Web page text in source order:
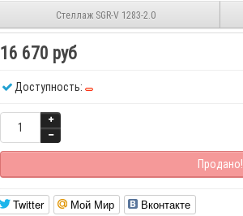
Стеллаж SGR-V 1283-2.0
16 670 руб
Доступность:
Продано!
Twitter Мой Мир Вконтакте